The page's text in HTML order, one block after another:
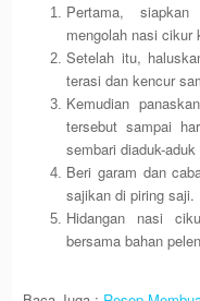
Pertama,
mengolah nasi cikur
Setelah itu,
terasi dan kencur
Kemudian
tersebut sampai
sembari diaduk-aduk
Beri garam dan
sajikan di piring saji.
Hidangan nasi
bersama bahan